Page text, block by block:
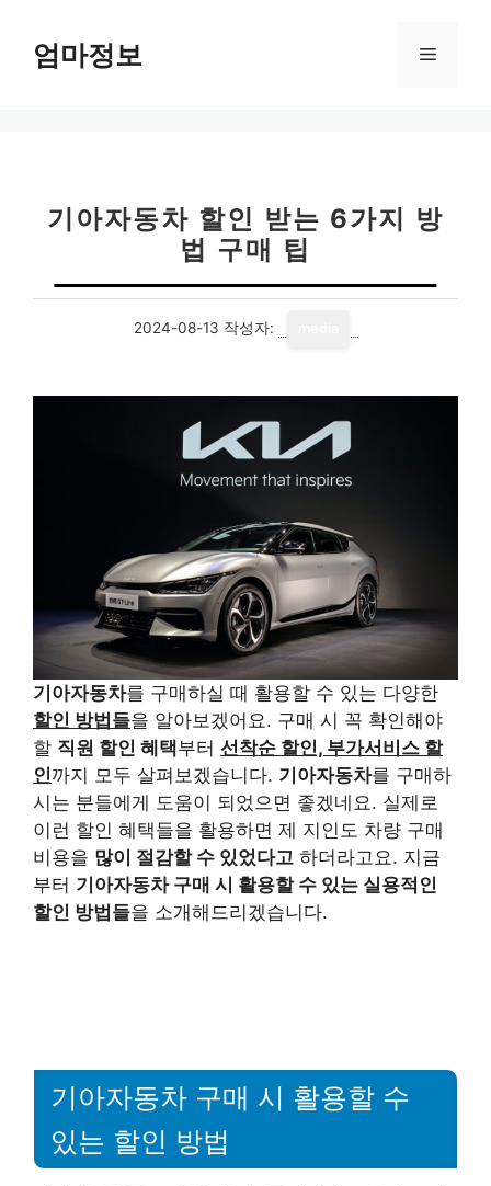
엄마정보 메
기아자동차 할인 받는 6가지 방
법 구매 팁
2024-08-13 작성자:
기아자동차를 구매하실 때 활용할 수 있는 다양한
할인 방법들을 알아보겠어요. 구매 시 꼭 확인해야
할 직원 할인 혜택부터 선착순 할인, 부가서비스 할
인까지 모두 살펴보겠습니다. 기아자동차를 구매하
시는 분들에게 도움이 되었으면 좋겠네요. 실제로
이런 할인 혜택들을 활용하면 제 지인도 차량 구매
비용을 많이 절감할 수 있었다고 하더라고요. 지금
부터 기아자동차 구매 시 활용할 수 있는 실용적인
할인 방법들을 소개해드리겠습니다.
기아자동차 구매 시 활용할 수
있는 할인 방법